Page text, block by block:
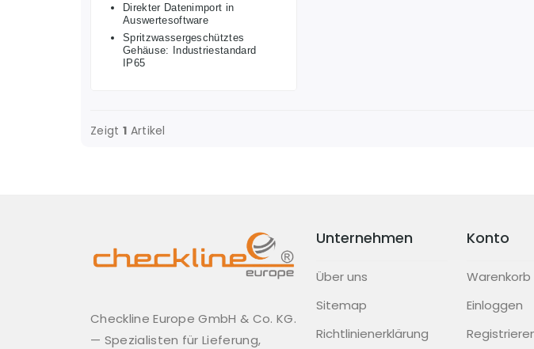
Direkter Datenimport in
Auswertesoftware
Spritzwassergeschütztes
Gehäuse: Industriestandard
IP65
Zeigt 1 Artikel
Checkline Europe GmbH & Co. KG.
— Spezialisten für Lieferung,
Unternehmen
Über uns
Sitemap
Richtlinienerklärung
Konto
Warenkorb
Einloggen